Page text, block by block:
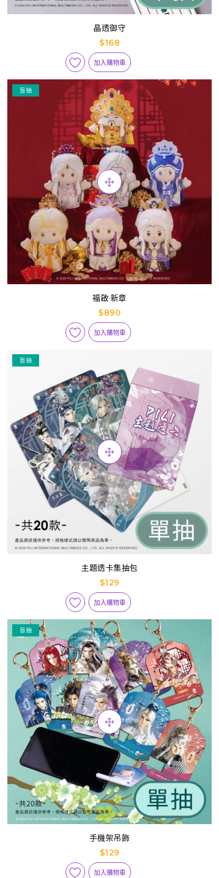
晶透御守
$168
加入購物車
盲抽
福啟·新章
$890
加入購物車
盲抽
主題透卡集抽包
$129
加入購物車
盲抽
手機架吊飾
$129
加入購物車